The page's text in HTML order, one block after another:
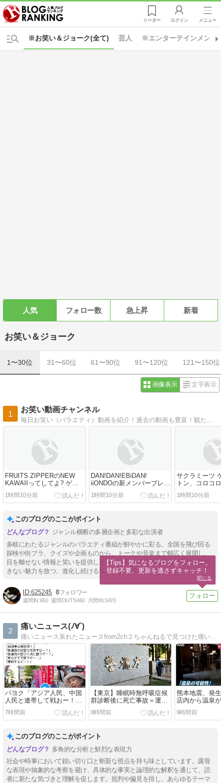
リーダー ログイン メニュー
※お笑い＆ジョーク(全て) ※エンターテインメント
芸人
人気 フォロー数 急上昇 新着
お笑い＆ジョーク
1〜30位 31〜60位 61〜90位 91〜120位 121〜150位
画像表示 文字表示
1
お笑い動画チャンネル
FRUITS ZIPPERのNEW
KAWAIIってしてよ? ゲス
トMC：山添寛（相席スタ
ート） 8月6日
1時間10分前
DAN!DAN!EBiDAN!
iiONDOの新メンバープレゼ
ン 8月6日
1時間10分前
サクラミーツ
トン、コロコ
ッパーズ 8月6
1時間10分前
このブログのここがポイント
ジャンル横断の多層企画と多彩な出演者
多岐にわたるジャンルのバラエティ番組が鮮やかに彩る。全国を飛び回る
探検や街ブラ、クイズや企画ものから、トークや音楽まで幅広く展開し、
目を離せない情報と笑いを提供します。多彩な出演者と巧みな企画で見飽
きない魅力を放つ、進化し続ける多層性が特徴です。
625245 8
週間IN:650 週間OUT:5460 月間IN:3470
2
痛いニュース(ﾉ∀`)
痛いニュース呆れたニュースfrom2ch２ちゃんねるで見つけた痛いニュース、呆れたニュースなどをピックアップ
パヨク「アジア人民、中国
人民と連帯して戦おー！悪
政高市を打倒するぞー！」
7時間前
【東京】睡眠時無呼吸症候
群診断後に死亡事故＝運転
の無職男（３４）、独断で
治療中断―危険運転致死罪
8時間前
熊本地震、発
店内から温泉
9時間前
このブログのここがポイント
多角的な分析と鮮烈な表現力
社会や時事において鋭い切り口と斬新な視点を持ち味としています。露骨
な表現や抽象的な考察を避け、具体的な事実と論理的な解釈を通じて、読
者に新たな気づきと理解を促します。批判や偏見を排し、あらゆるテーマ
【Tips】気になるブログをフォロー。
登録不要。更新を逃さずキャッチ！
閉じる